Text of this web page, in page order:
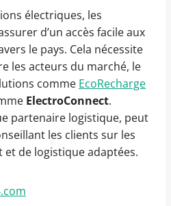
électriques, les
d’un accès facile aux
le pays. Cela nécessite
les acteurs du marché, le
comme EcoRecharge
ElectroConnect.
partenaire logistique, peut
les clients sur les
de logistique adaptées.